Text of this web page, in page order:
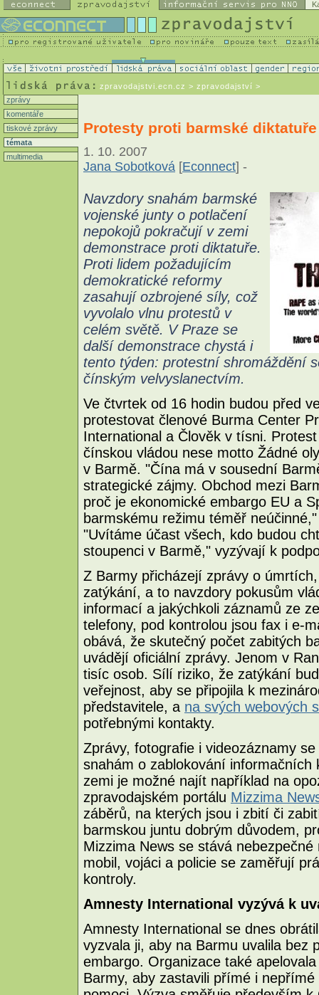
zpravodajstvi.ecn.cz > zpravodajství >
zprávy
komentáře
tiskové zprávy
témata
multimedia
Protesty proti barmské
1. 10. 2007
Jana Sobotková [Econnect] -
Navzdory snahám barmské
vojenské junty o potlačení
nepokojů pokračují v zemi
demonstrace proti diktatuře.
Proti lidem požadujícím
demokratické reformy
zasahují ozbrojené síly, což
vyvolalo vlnu protestů v
celém světě. V Praze se
další demonstrace chystá i
tento týden: protestní shromáždění
čínským velvyslanectvím.
Ve čtvrtek od 16 hodin budou před
protestovat členové Burma Center
International a Člověk v tísni.
čínskou vládou nese motto Žádné
v Barmě. "Čína má v sousední
strategické zájmy. Obchod mezi
proč je ekonomické embargo EU a
barmskému režimu téměř
"Uvítáme účast všech, kdo budou
stoupenci v Barmě," vyzývají k
Z Barmy přicházejí zprávy o
zatýkání, a to navzdory pokusům
informací a jakýchkoli záznamů ze
telefony, pod kontrolou jsou fax i e-
obává, že skutečný počet zabitých
uvádějí oficiální zprávy. Jenom v
tisíc osob. Sílí riziko, že zatýkání
veřejnost, aby se připojila k
představitele, a na svých webových
potřebnými kontakty.
Zprávy, fotografie i videozáznamy
snahám o zablokování
zemi je možné najít například na
zpravodajském portálu Mizzima
záběrů, na kterých jsou i zbití či
barmskou juntu dobrým důvodem,
Mizzima News se stává
mobil, vojáci a policie se zaměřují
kontroly.
Amnesty International vyzývá k
Amnesty International se dnes
vyzvala ji, aby na Barmu uvalila bez
embargo. Organizace také
Barmy, aby zastavili přímé i